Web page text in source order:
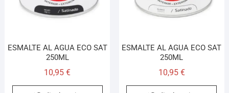
ESMALTE AL AGUA ECO SAT
250ML
10,95€
ESMALTE AL AGUA ECO SAT
250ML
10,95 €